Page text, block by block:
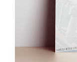
Kalenders